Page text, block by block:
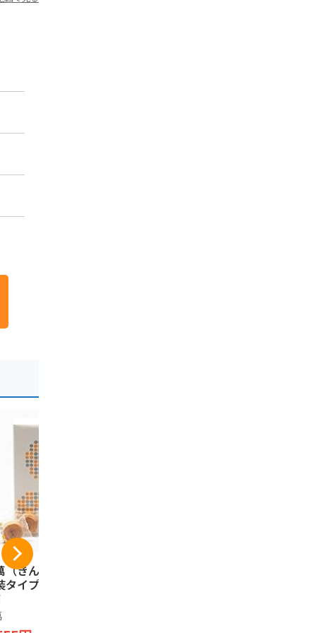
（きんまん）個
タイプ 16個入り